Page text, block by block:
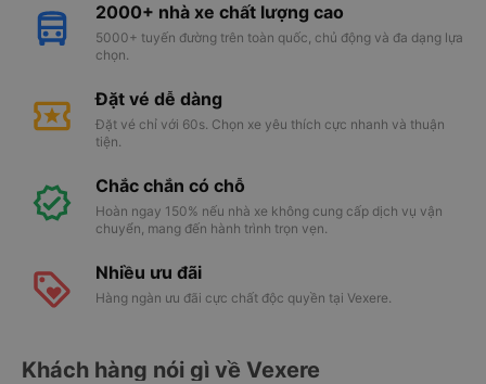
2000+ nhà xe chất lượng cao
5000+ tuyến đường trên toàn quốc, chủ động và đa dạng lựa
chọn.
Đặt vé dễ dàng
Đặt vé chỉ với 60s. Chọn xe yêu thích cực nhanh và thuận
tiện.
Chắc chắn có chỗ
Hoàn ngay 150% nếu nhà xe không cung cấp dịch vụ vận
chuyển, mang đến hành trình trọn vẹn.
Nhiều ưu đãi
Hàng ngàn ưu đãi cực chất độc quyền tại Vexere.
Khách hàng nói gì về Vexere